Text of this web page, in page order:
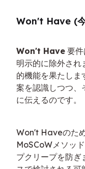
Won't Have (
Won't Have 要
明示的に除外され
的機能を果たしま
案を認識しつつ、
に伝えるのです。
Won't Haveのた
MoSCoWメソッ
プクリープを防ぎ